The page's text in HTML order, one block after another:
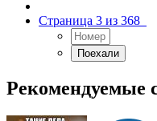
Страница 3 из 368
Рекомендуемые